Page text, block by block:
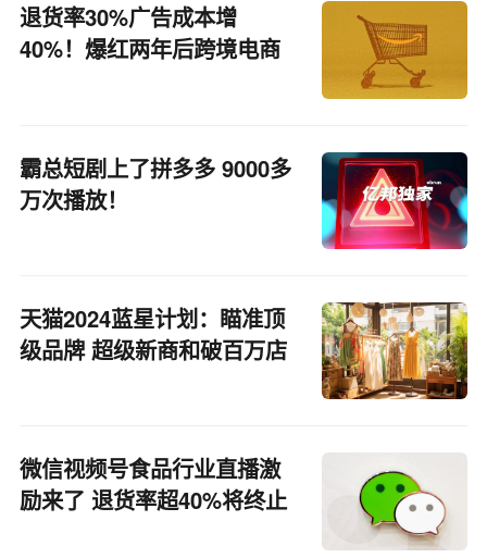
退货率30%广告成本增
40%！爆红两年后跨境电商
霸总短剧上了拼多多 9000多
万次播放！
天猫2024蓝星计划：瞄准顶
级品牌 超级新商和破百万店
微信视频号食品行业直播激
励来了 退货率超40%将终止